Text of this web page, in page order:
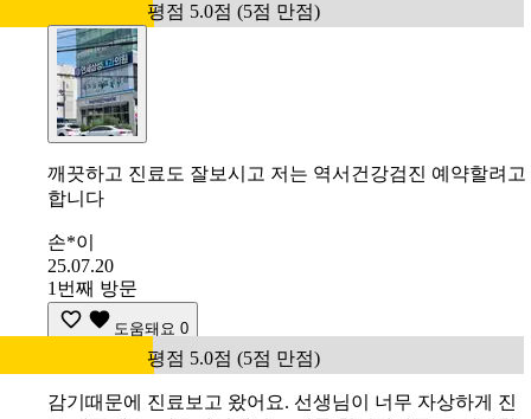
평점 5.0점 (5점 만점)
깨끗하고 진료도 잘보시고 저는 역서건강검진 예약할려고
합니다
손*이
25.07.20
1번째 방문
도움돼요 0
평점 5.0점 (5점 만점)
감기때문에 진료보고 왔어요. 선생님이 너무 자상하게 진